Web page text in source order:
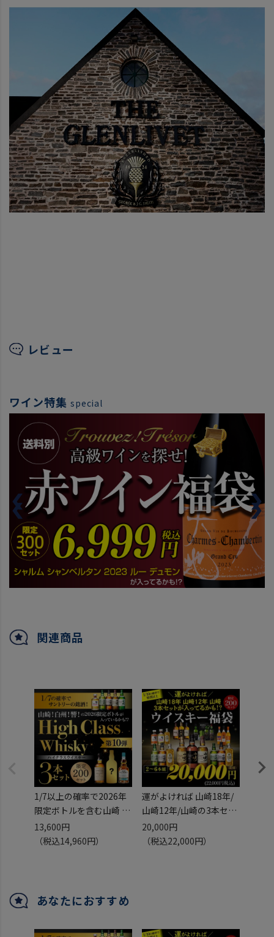
レビュー
ワイン特集 special
関連商品
1/7以上の確率で2026年
限定ボトルを含む山崎 白
州 響などが入っているか
も！ハイクラスウイスキ
13,600円
（税込14,960円）
運がよければ 山崎18年/
山崎12年/山崎の3本セッ
トが入っているかも！？
ウイスキー福袋 2～6本組
20,000円
（税込22,000円）
あなたにおすすめ